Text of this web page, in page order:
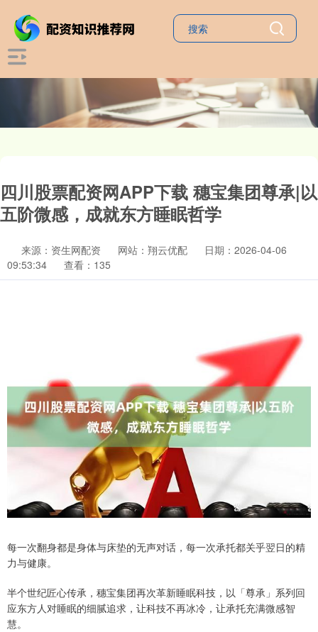
四川股票配资网APP下载 穗宝集团尊承|以
五阶微感，成就东方睡眠哲学
来源：资生网配资 网站：翔云优配
日期：2026-04-06
09:53:34
查看：135
每一次翻身都是身体与床垫的无声对话，每一次承托都关乎翌日的精
力与健康。
半个世纪匠心传承，穗宝集团再次革新睡眠科技，以「尊承」系列回
应东方人对睡眠的细腻追求，让科技不再冰冷，让承托充满微感智
慧。